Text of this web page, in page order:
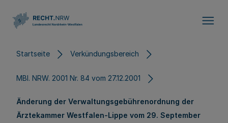
Startseite Verkündungsbereich
MBl. NRW. 2001 Nr. 84 vom 27.12.2001
Änderung der Verwaltungsgebührenordnung der
Ärztekammer Westfalen-Lippe vom 29. September